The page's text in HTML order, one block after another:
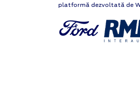
platformă dezvoltată de